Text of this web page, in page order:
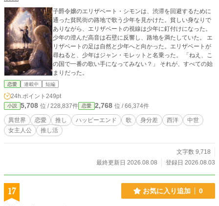
子爵令嬢のエリザベート・シモンは、渋滞を回避するために
通った貧民街の路地で歌う少年を見かけた。貧しい身なりで
ありながら、エリザベートの視線は少年に釘付けになった。
少年の澄んだ高音は石壁に反響し、路地を満たしていた。 エ
リザベートの足は自然と少年へと向かった。エリザベートが
尋ねると、少年はジャン・モレットと名乗った。 「ねえ、こ
の国で一番の歌い手になってみない？」 それが、すべての始
まりだった。
恋愛 連載中 短編
24h.ポイント 249pt
小説 5,708 位 / 228,837件 恋愛 2,768 位 / 66,374件
異世界 恋愛 推し ハッピーエンド 歌 身分差 西洋
中世
女主人公
推し活
文字数 9,718
最終更新日 2026.08.08
登録日 2026.08.03
17 お気に入り追加 0